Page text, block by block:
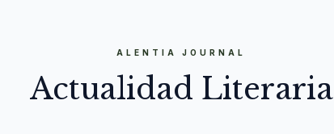
ALENTIA JOURNAL
Actualidad Literaria